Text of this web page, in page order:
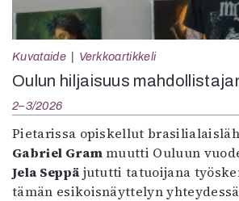
Kuvataide Verkkoartikkeli
Oulun hiljaisuus
2–3/2026
Pietarissa opiskellut
Gabriel Grammuutti Ouluun
Jela Seppä jututti tatuoijana
tämän esikoisnäyttelyn